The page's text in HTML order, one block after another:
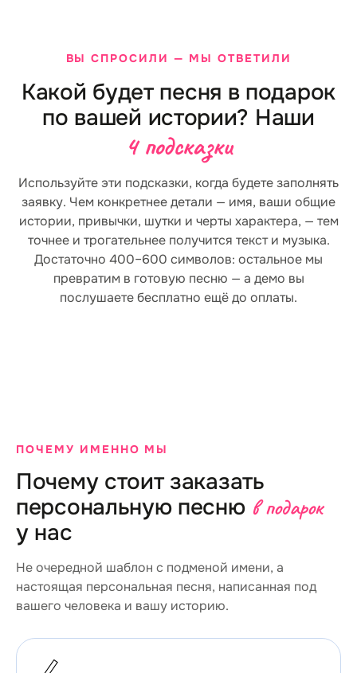
ВЫ СПРОСИЛИ — МЫ ОТВЕТИЛИ
Какой будет песня в подарок
по вашей истории? Наши
4 подсказки
Используйте эти подсказки, когда будете заполнять
заявку. Чем конкретнее детали — имя, ваши общие
истории, привычки, шутки и черты характера, — тем
точнее и трогательнее получится текст и музыка.
Достаточно 400–600 символов: остальное мы
превратим в готовую песню — а демо вы
послушаете бесплатно ещё до оплаты.
Укажите место и атмосферу.
ПОЧЕМУ ИМЕННО МЫ
Почему стоит заказать
персональную песню в подарок
у нас
Не очередной шаблон с подменой имени, а
настоящая персональная песня, написанная под
вашего человека и вашу историю.